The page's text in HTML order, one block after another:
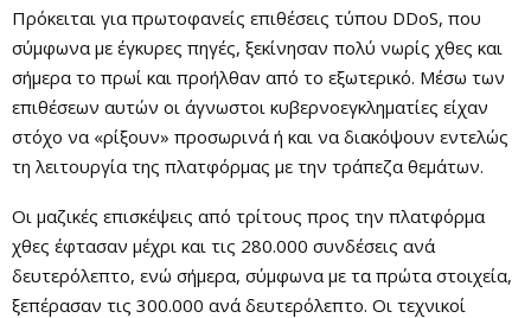
Πρόκειται για πρωτοφανείς επιθέσεις τύπου DDoS, που
σύμφωνα με έγκυρες πηγές, ξεκίνησαν πολύ νωρίς χθες και
σήμερα το πρωί και προήλθαν από το εξωτερικό. Μέσω των
επιθέσεων αυτών οι άγνωστοι κυβερνοεγκληματίες είχαν
στόχο να «ρίξουν» προσωρινά ή και να διακόψουν εντελώς
τη λειτουργία της πλατφόρμας με την τράπεζα θεμάτων.
Οι μαζικές επισκέψεις από τρίτους προς την πλατφόρμα
χθες έφτασαν μέχρι και τις 280.000 συνδέσεις ανά
δευτερόλεπτο, ενώ σήμερα, σύμφωνα με τα πρώτα στοιχεία,
ξεπέρασαν τις 300.000 ανά δευτερόλεπτο. Οι τεχνικοί